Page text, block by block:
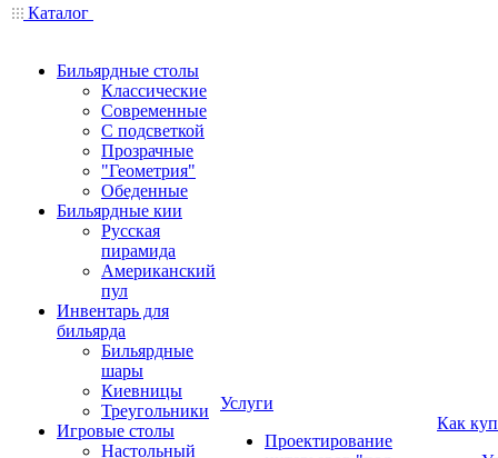
Каталог
Бильярдные столы
Классические
Современные
С подсветкой
Прозрачные
"Геометрия"
Обеденные
Бильярдные кии
Русская
пирамида
Американский
пул
Инвентарь для
бильярда
Бильярдные
шары
Киевницы
Треугольники
Игровые столы
Настольный
Услуги
Проектирование
Как